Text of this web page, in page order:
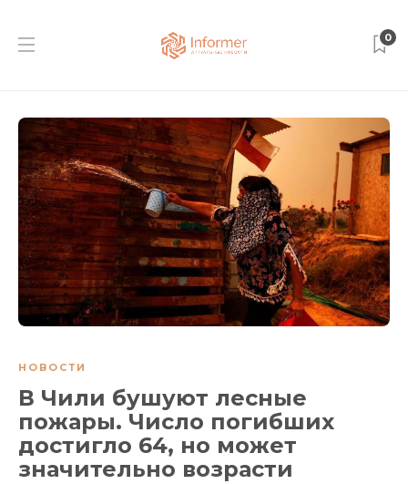
0
НОВОСТИ
В Чили бушуют лесные
пожары. Число погибших
достигло 64, но может
значительно возрасти